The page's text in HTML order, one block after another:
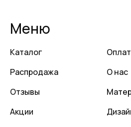
Меню
Каталог
Распродажа
Отзывы
Акции
О нас